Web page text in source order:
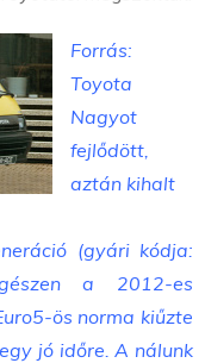
Forrás:
Toyota
Nagyot
fejlődött,
aztán kihalt
(gyári kódja:
a 2012-es
ös norma kiűzte
jó időre. A nálunk